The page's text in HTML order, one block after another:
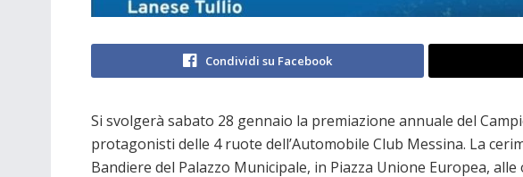
Condividi su Facebook
Si svolgerà sabato 28 gennaio la premiazione annuale del
protagonisti delle 4 ruote dell’Automobile Club Messina. La
Bandiere del Palazzo Municipale, in Piazza Unione Europea, alle